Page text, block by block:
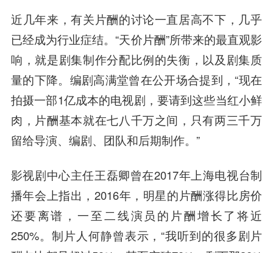
近几年来，有关片酬的讨论一直居高不下，几乎
已经成为行业症结。“天价片酬”所带来的最直观影
响，就是剧集制作分配比例的失衡，以及剧集质
量的下降。编剧高满堂曾在公开场合提到，“现在
拍摄一部1亿成本的电视剧，要请到这些当红小鲜
肉，片酬基本就在七八千万之间，只有两三千万
留给导演、编剧、团队和后期制作。”
影视剧中心主任王磊卿曾在2017年上海电视台制
播年会上指出，2016年，明星的片酬涨得比房价
还要离谱，一至二线演员的片酬增长了将近
250%。制片人何静曾表示，“我听到的很多剧片